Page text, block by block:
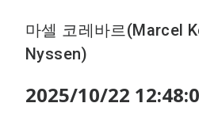
마셀 코레바르(Marcel
Nyssen)
2025/10/22